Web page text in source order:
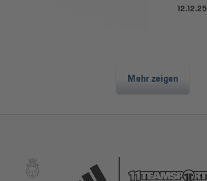
12.12.25
Mehr zeigen